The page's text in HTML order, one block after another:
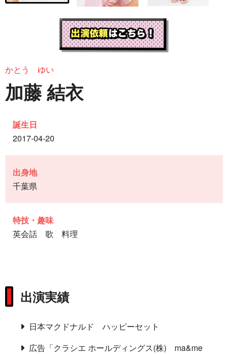
かとう ゆい
加藤 結衣
誕生日
2017-04-20
出身地
千葉県
特技・趣味
英会話 歌 料理
出演実績
日本マクドナルド ハッピーセット
広告「クラシエ ホールディングス(株) ma&me